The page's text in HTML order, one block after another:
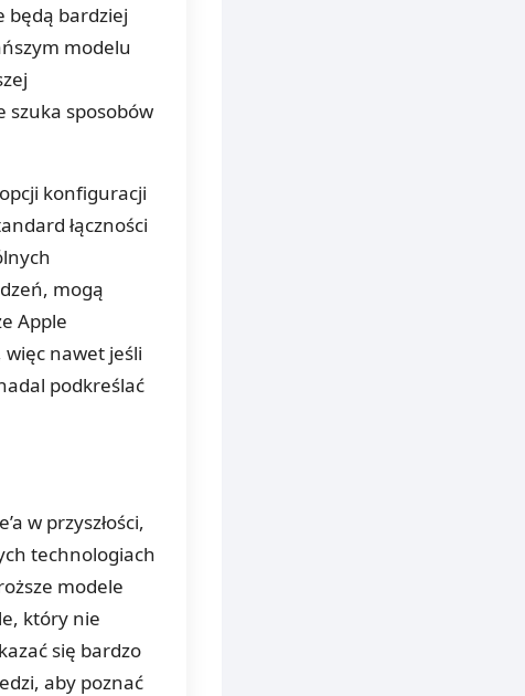
będą bardziej
modelu
szuka sposobów
konfiguracji
łączności
mogą
Apple
nawet jeśli
podkreślać
w przyszłości,
technologiach
modele
który nie
się bardzo
aby poznać